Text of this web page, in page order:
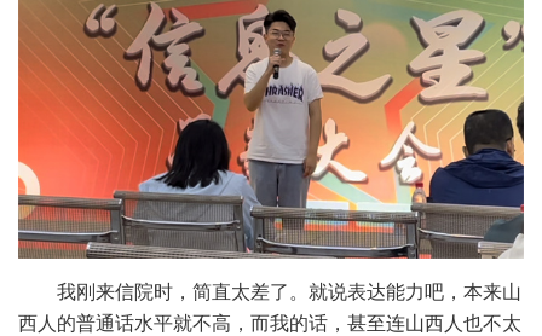
我刚来信院时，简直太差了。就说表达能力吧，本来山
西人的普通话水平就不高，而我的话，甚至连山西人也不太